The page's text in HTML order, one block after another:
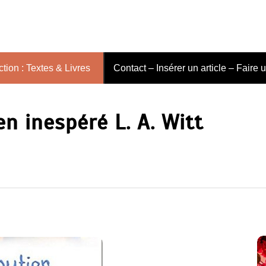
: Textes & Livres Contact – Insérer un article – Faire
inespéré L. A. Witt